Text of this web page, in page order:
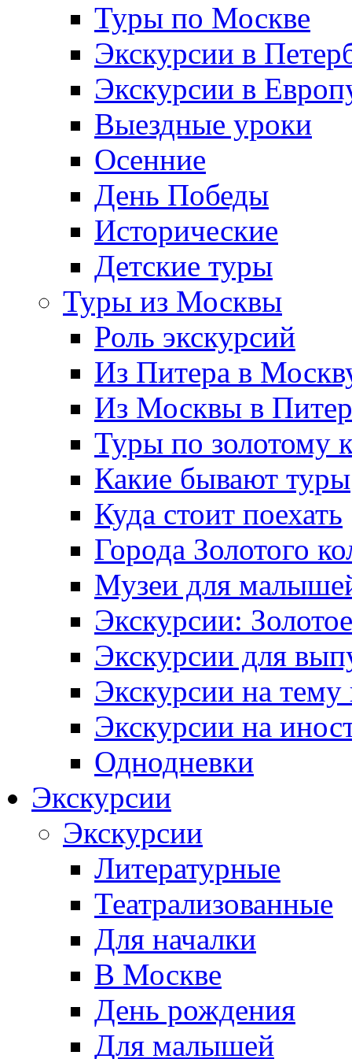
Туры по Москве
Экскурсии в
Экскурсии в
Выездные уроки
Осенние
День Победы
Исторические
Детские туры
Туры из Москвы
Роль экскурсий
Из Питера в
Из Москвы в Питер
Туры по золотому
Какие бывают туры
Куда стоит поехать
Города Золотого
Музеи для
Экскурсии:
Экскурсии для
Экскурсии на тему
Экскурсии на
Однодневки
Экскурсии
Экскурсии
Литературные
Театрализованные
Для началки
В Москве
День рождения
Для малышей